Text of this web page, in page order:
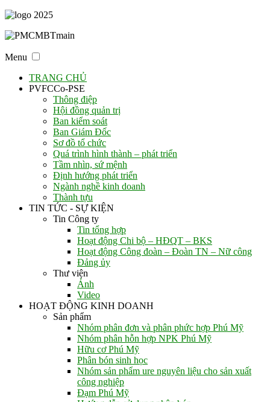
Menu
TRANG CHỦ
PVFCCo-PSE
Thông điệp
Hội đồng quản trị
Ban kiểm soát
Ban Giám Đốc
Sơ đồ tổ chức
Quá trình hình thành – phát triển
Tầm nhìn, sứ mệnh
Định hướng phát triển
Ngành nghề kinh doanh
Thành tựu
TIN TỨC - SỰ KIỆN
Tin Công ty
Tin tổng hợp
Hoạt động Chi bộ – HĐQT – BKS
Hoạt động Công đoàn – Đoàn TN – Nữ công
Đảng ủy
Thư viện
Ảnh
Video
HOẠT ĐỘNG KINH DOANH
Sản phẩm
Nhóm phân đơn và phân phức hợp Phú Mỹ
Nhóm phân hỗn hợp NPK Phú Mỹ
Hữu cơ Phú Mỹ
Phân bón sinh học
Nhóm sản phẩm ure nguyên liệu cho sản xuất
công nghiệp
Đạm Phú Mỹ